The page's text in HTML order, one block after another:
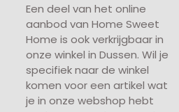
Een deel van het online
aanbod van Home Sweet
Home is ook verkrijgbaar in
onze winkel in Dussen. Wil je
specifiek naar de winkel
komen voor een artikel wat
je in onze webshop hebt